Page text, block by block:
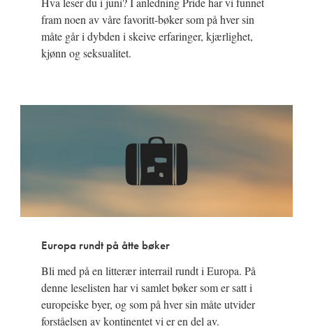
fram noen av våre favoritt-bøker som på hver sin
måte går i dybden i skeive erfaringer, kjærlighet,
kjønn og seksualitet.
Europa rundt på åtte bøker
Bli med på en litterær interrail rundt i Europa. På
denne leselisten har vi samlet bøker som er satt i
europeiske byer, og som på hver sin måte utvider
forståelsen av kontinentet vi er en del av.